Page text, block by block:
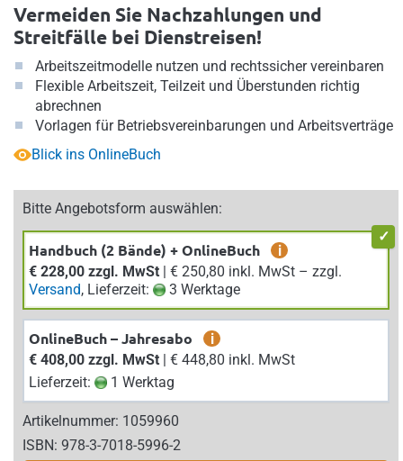
Vermeiden Sie Nachzahlungen und
Streitfälle bei Dienstreisen!
Arbeitszeitmodelle nutzen und rechtssicher vereinbaren
Flexible Arbeitszeit, Teilzeit und Überstunden richtig
abrechnen
Vorlagen für Betriebsvereinbarungen und Arbeitsverträge
Blick ins OnlineBuch
Bitte Angebotsform auswählen:
Handbuch (2 Bände) + OnlineBuch
i
€ 228,00 zzgl. MwSt
| € 250,80 inkl. MwSt – zzgl.
Versand, Lieferzeit: 3 Werktage
OnlineBuch – Jahresabo
i
€ 408,00 zzgl. MwSt
| € 448,80 inkl. MwSt
Lieferzeit:
1 Werktag
Artikelnummer: 1059960
ISBN: 978-3-7018-5996-2